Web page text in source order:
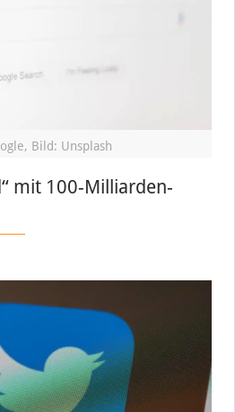
Bild: Unsplash
mit 100-Milliarden-